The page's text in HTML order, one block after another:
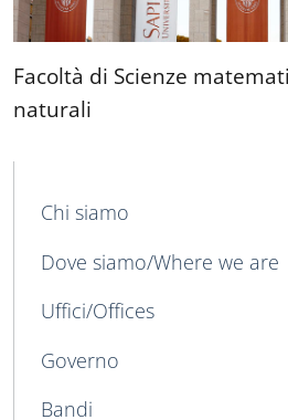
Facoltà di Scienze
naturali
MAIN NAVIGATION
Chi siamo
Dove siamo/Where we are
Uffici/Offices
Governo
Bandi